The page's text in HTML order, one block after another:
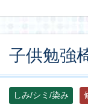
子供勉強
しみ/シミ/染み